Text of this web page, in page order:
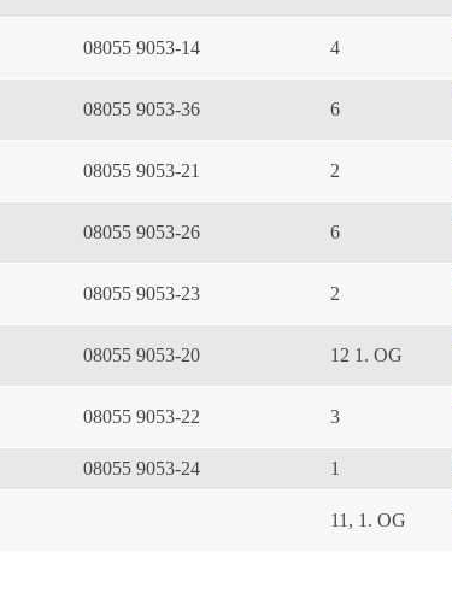
08055 9053-14 4
08055 9053-36 6
08055 9053-21 2
08055 9053-26 6
08055 9053-23 2
08055 9053-20 12 1. OG
08055 9053-22 3
08055 9053-24 1
11, 1. OG